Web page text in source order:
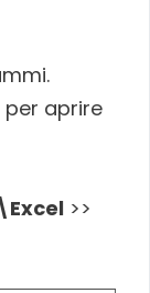
per aprire
>>